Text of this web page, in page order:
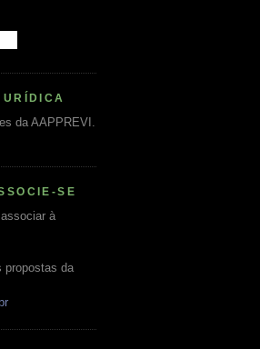
da AAPPREVI.
SE
à
propostas da